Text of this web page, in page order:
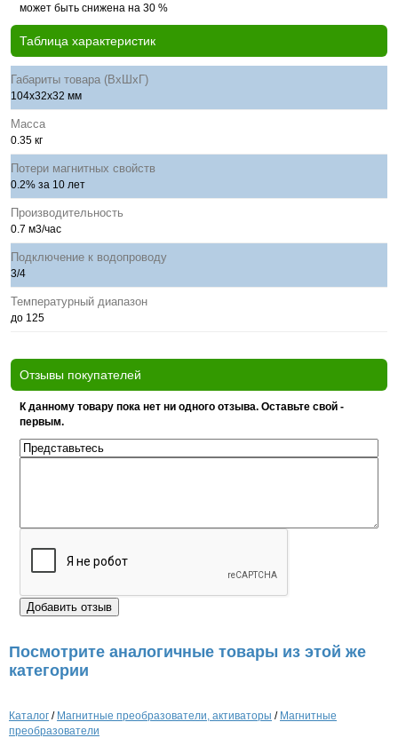
может быть снижена на 30 %
Таблица характеристик
Габариты товара (ВхШхГ)
104х32х32 мм
Масса
0.35 кг
Потери магнитных свойств
0.2% за 10 лет
Производительность
0.7 м3/час
Подключение к водопроводу
3/4
Температурный диапазон
до 125
Отзывы покупателей
К данному товару пока нет ни одного отзыва. Оставьте свой -
первым.
Посмотрите аналогичные товары из этой же
категории
Каталог / Магнитные преобразователи, активаторы / Магнитные
преобразователи